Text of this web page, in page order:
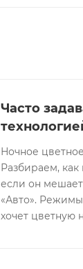
Часто
Ночное
Разбираем, как
если он
«Авто».
хочет цветную